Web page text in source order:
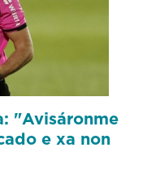
"Avisáronme
e xa non